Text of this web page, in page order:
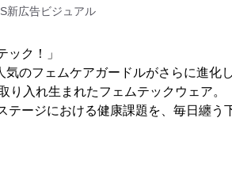
新広告ビジュアル
ク！」
のフェムケアガードルがさらに進化し
入れ生まれたフェムテックウェア。
ージにおける健康課題を、毎日纏う